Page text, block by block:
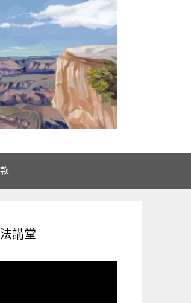
講堂